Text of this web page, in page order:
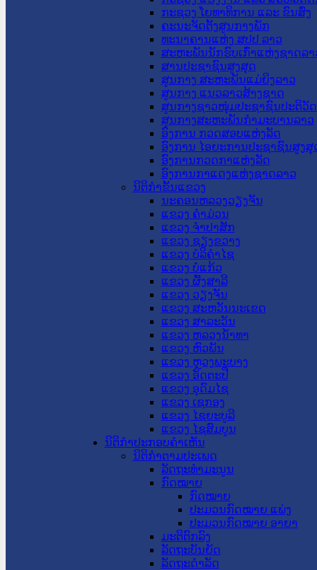
ກະຊວງ ໂຍທາທິການ ແລະ ຂົນສົ່ງ
ຄະນະຈັດຕັ້ງສູນກາງພັກ
ທະນາຄານແຫ່ງ ສປປ ລາວ
ສະຫະພັນນັກຮົບເກົ່າແຫ່ງຊາດລາ
ສານປະຊາຊົນສູງສຸດ
ສູນກາງ ສະຫະພັນແມ່ຍິງລາວ
ສູນກາງ ແນວລາວສ້າງຊາດ
ສູນກາງຊາວໜຸ່ມປະຊາຊົນປະຕິວັ
ສູນກາງສະຫະພັນກຳມະບານລາວ
ອົງການ ກວດສອບແຫ່ງລັດ
ອົງການ ໄອຍະການປະຊາຊົນສູງສຸ
ອົງການກວດກາແຫ່ງລັດ
ອົງການກາແດງແຫ່ງຊາດລາວ
ນິຕິກໍາຂັ້ນແຂວງ
ນະ​ຄອນ​ຫລວງວຽງຈັນ
ແຂວງ ຄໍາມ່ວນ
ແຂວງ ຈໍາປາສັກ
ແຂວງ ຊຽງຂວາງ
ແຂວງ ບໍລິຄໍາໄຊ
ແຂວງ ບໍ່ແກ້ວ
ແຂວງ ຜົ້ງສາລີ
ແຂວງ ວຽງຈັນ
ແຂວງ ສະຫວັນນະເຂດ
ແຂວງ ສາລະວັນ
ແຂວງ ຫລວງນໍ້າທາ
ແຂວງ ຫົວພັນ
ແຂວງ ຫຼວງພະບາງ
ແຂວງ ອັດຕະປື
ແຂວງ ອຸດົມໄຊ
ແຂວງ ເຊກອງ
ແຂວງ ໄຊຍະບູລີ
ແຂວງ ໄຊສົມບູນ
ນິຕິກໍາປະກອບຄໍາເຫັນ
ນິຕິກໍາຕາມປະເພດ
ລັດຖະທໍາມະນູນ
ກົດໝາຍ
ກົດໝາຍ
ປະມວນກົດໝາຍ ແພ່ງ
ປະມວນກົດໝາຍ ອາຍາ
ມະຕິຕົກລົງ
ລັດຖະບັນຍັດ
ລັດຖະດໍາລັດ